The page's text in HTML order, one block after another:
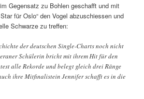
Gegensatz zu Bohlen geschafft und mit
für Oslo“ den Vogel abzuschiessen und
Schwarze zu treffen:
der deutschen Single-Charts noch nicht
Schülerin bricht mit ihrem Hit für den
alle Rekorde und belegt gleich drei Ränge
ihre Mitfinalistein Jennifer schafft es in die